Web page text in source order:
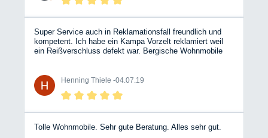
Super Service auch in Reklamationsfall freundlich und
kompetent. Ich habe ein Kampa Vorzelt reklamiert weil
ein Reißverschluss defekt war. Bergische Wohnmobile
geliefert. Meine Nachfragen wurden stets freundlich und
zeitnah beantwortet. Besser geht es nicht! Mir hat das so
gut gefallen, dass ich gleich noch ein Erweiterungszelt
Henning Thiele -04.07.19
Tolle Wohnmobile. Sehr gute Beratung. Alles sehr gut.